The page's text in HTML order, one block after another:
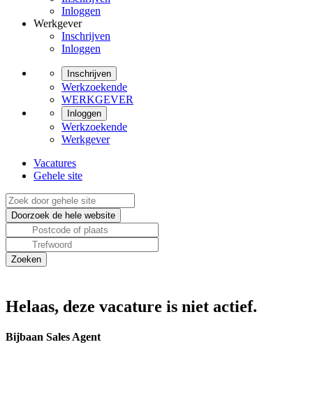
Inloggen
Werkgever
Inschrijven
Inloggen
Inschrijven
Werkzoekende
WERKGEVER
Inloggen
Werkzoekende
Werkgever
Vacatures
Gehele site
Helaas, deze vacature is niet actief.
Bijbaan Sales Agent